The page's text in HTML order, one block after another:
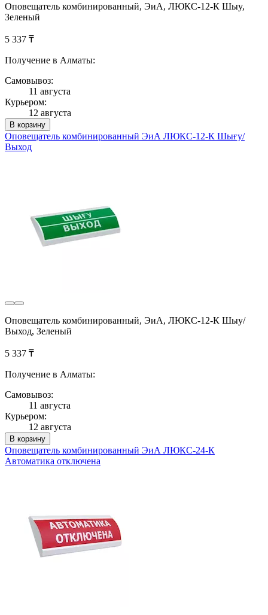
Оповещатель комбинированный, ЭиА, ЛЮКС-12-К Шыy,
Зеленый
5 337 ₸
Получение в Алматы:
Самовывоз:
11 августа
Курьером:
12 августа
В корзину
Оповещатель комбинированный ЭиА ЛЮКС-12-К Шығy/
Выход
Оповещатель комбинированный, ЭиА, ЛЮКС-12-К Шыy/
Выход, Зеленый
5 337 ₸
Получение в Алматы:
Самовывоз:
11 августа
Курьером:
12 августа
В корзину
Оповещатель комбинированный ЭиА ЛЮКС-24-К
Автоматика отключена